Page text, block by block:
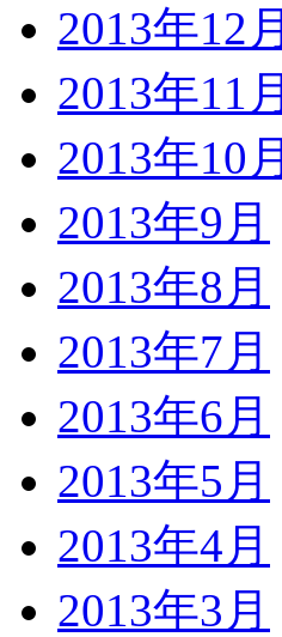
2013年12月
2013年11月
2013年10月
2013年9月
2013年8月
2013年7月
2013年6月
2013年5月
2013年4月
2013年3月